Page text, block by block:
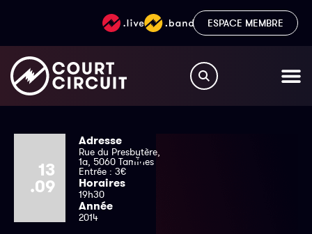
ESPACE MEMBRE
13
.09
Adresse
Rue du Presbytère,
1a, 5060 Tamines
Entrée : 3€
Horaires
19h30
Année
2014